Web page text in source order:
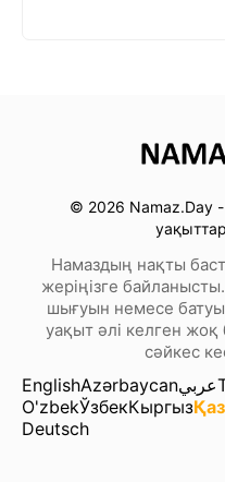
© 2026 Namaz.Day -
Намаздың нақты
жеріңізге
шығуын немесе
уақыт әлі келген
сәйкес
EnglishAzərbaycanعربي
O'zbekЎзбекКыргыз
Deutsch